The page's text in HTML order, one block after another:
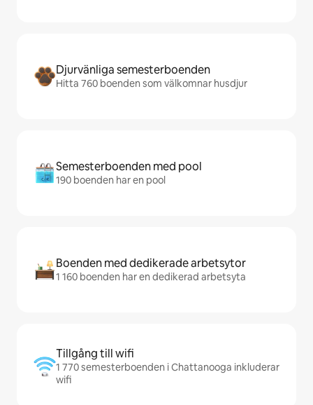
Djurvänliga semesterboenden
Hitta 760 boenden som välkomnar husdjur
Semesterboenden med pool
190 boenden har en pool
Boenden med dedikerade arbetsytor
1 160 boenden har en dedikerad arbetsyta
Tillgång till wifi
1 770 semesterboenden i Chattanooga inkluderar
wifi